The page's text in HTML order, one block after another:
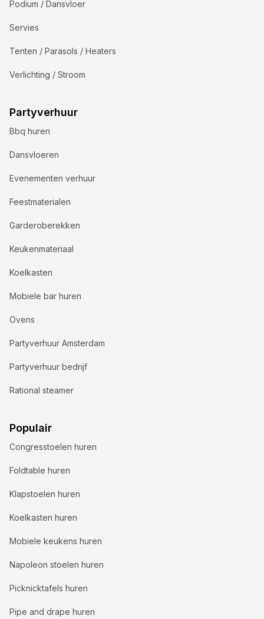
Podium / Dansvloer
Servies
Tenten / Parasols / Heaters
Verlichting / Stroom
Partyverhuur
Bbq huren
Dansvloeren
Evenementen verhuur
Feestmaterialen
Garderoberekken
Keukenmateriaal
Koelkasten
Mobiele bar huren
Ovens
Partyverhuur Amsterdam
Partyverhuur bedrijf
Rational steamer
Populair
Congresstoelen huren
Foldtable huren
Klapstoelen huren
Koelkasten huren
Mobiele keukens huren
Napoleon stoelen huren
Picknicktafels huren
Pipe and drape huren